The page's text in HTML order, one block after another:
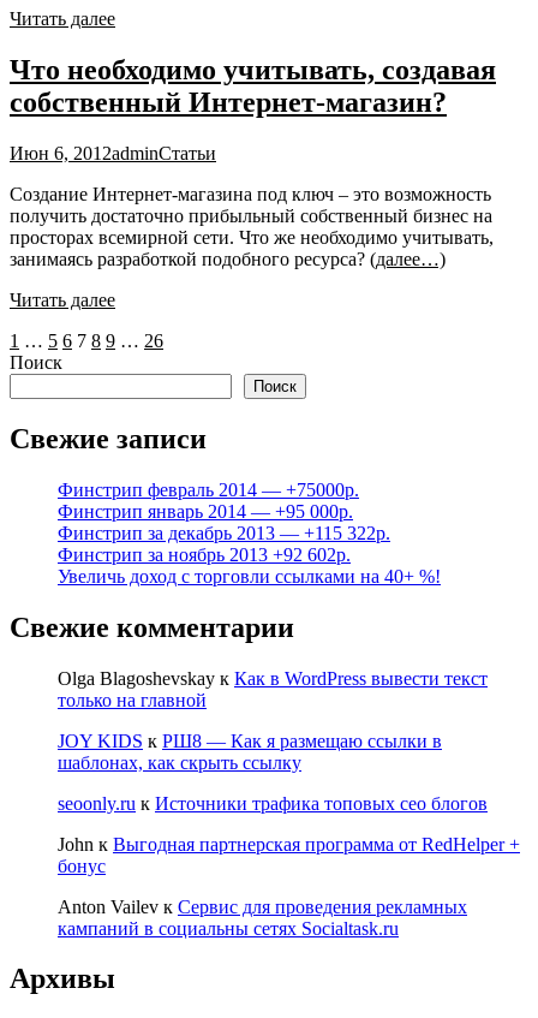
Читать далее
Что необходимо учитывать, создавая
собственный Интернет-магазин?
Июн 6, 2012adminСтатьи
Создание Интернет-магазина под ключ – это возможность
получить достаточно прибыльный собственный бизнес на
просторах всемирной сети. Что же необходимо учитывать,
занимаясь разработкой подобного ресурса? (далее…)
Читать далее
Пагинация
записей
1 … 5 6 7 8 9 … 26
Поиск
Поиск
Свежие записи
Финстрип февраль 2014 — +75000р.
Финстрип январь 2014 — +95 000р.
Финстрип за декабрь 2013 — +115 322р.
Финстрип за ноябрь 2013 +92 602р.
Увеличь доход с торговли ссылками на 40+ %!
Свежие комментарии
Olga Blagoshevskay к Как в WordPress вывести текст
только на главной
JOY KIDS к РШ8 — Как я размещаю ссылки в
шаблонах, как скрыть ссылку
seoonly.ru к Источники трафика топовых сео блогов
John к Выгодная партнерская программа от RedHelper +
бонус
Anton Vailev к Сервис для проведения рекламных
кампаний в социальны сетях Socialtask.ru
Архивы